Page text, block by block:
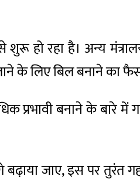
शुरू हो रहा है। अन्य
के लिए बिल बनाने का
प्रभावी बनाने के बारे में
बढ़ाया जाए, इस पर तुरंत